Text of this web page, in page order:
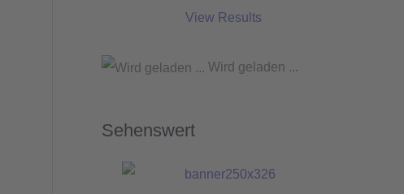
View Results
Wird geladen ...
Sehenswert